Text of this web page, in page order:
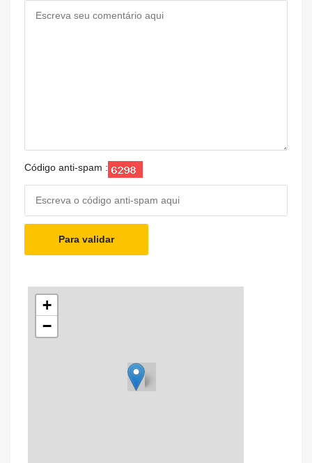
Código anti-spam :
Para validar
+
−